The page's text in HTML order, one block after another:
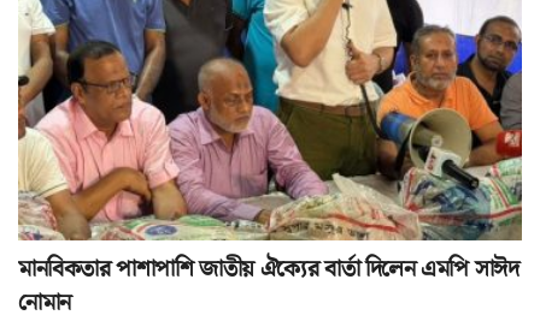
মানবিকতার পাশাপাশি জাতীয় ঐক্যের বার্তা দিলেন এমপি সাঈদ
নোমান